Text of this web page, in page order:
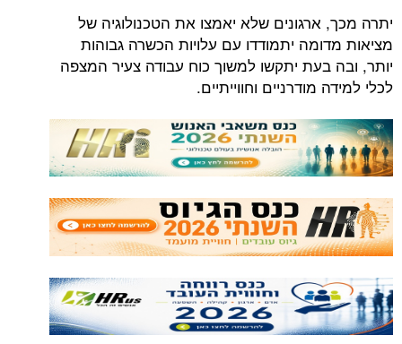
יתרה מכך, ארגונים שלא יאמצו את הטכנולוגיה של
מציאות מדומה יתמודדו עם עלויות הכשרה גבוהות
יותר, ובה בעת יתקשו למשוך כוח עבודה צעיר המצפה
לכלי למידה מודרניים וחווייתיים.